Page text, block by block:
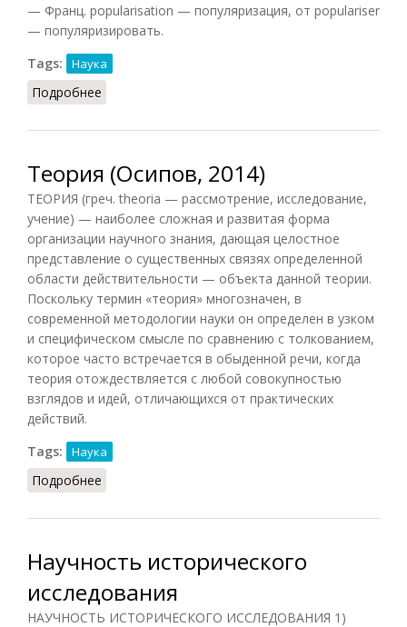
— Франц. popularisation — популяризация, от populariser
— популяризировать.
Tags:
Наука
Подробнее
Теория (Осипов, 2014)
ТЕОРИЯ (греч. theoria — рассмотрение, исследование,
учение) — наиболее сложная и развитая форма
организации научного знания, дающая целостное
представление о существенных связях определенной
области действительности — объекта данной теории.
Поскольку термин «теория» многозначен, в
современной методологии науки он определен в узком
и специфическом смысле по сравнению с толкованием,
которое часто встречается в обыденной речи, когда
теория отождествляется с любой совокупностью
взглядов и идей, отличающихся от практических
действий.
Tags:
Наука
Подробнее
Научность исторического
исследования
НАУЧНОСТЬ ИСТОРИЧЕСКОГО ИССЛЕДОВАНИЯ 1)